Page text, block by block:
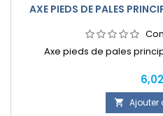
AXE PIEDS DE PALES
Axe pieds de pales
Prix
 Ajouter